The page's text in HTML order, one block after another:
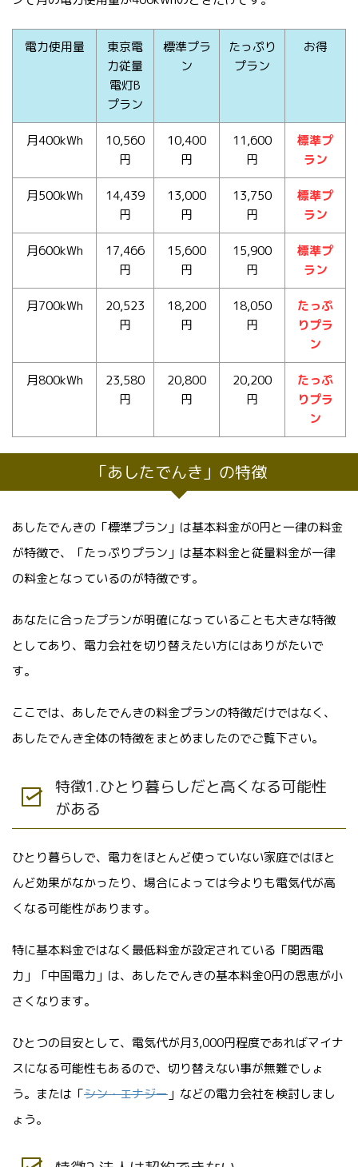
電力使用量
東京電
力従量
電灯B
プラン
標準プラ
ン
たっぷり
プラン
お得
月400kWh
10,560
円
10,400
円
11,600
円
標準プ
ラン
月500kWh
14,439
円
13,000
円
13,750
円
標準プ
ラン
月600kWh
17,466
円
15,600
円
15,900
円
標準プ
ラン
月700kWh
20,523
円
18,200
円
18,050
円
たっぷ
りプラ
ン
月800kWh
23,580
円
20,800
円
20,200
円
たっぷ
りプラ
ン
「あしたでんき」の特徴
あしたでんきの「標準プラン」は基本料金が0円と一律の料金
が特徴で、「たっぷりプラン」は基本料金と従量料金が一律
の料金となっているのが特徴です。
あなたに合ったプランが明確になっていることも大きな特徴
としてあり、電力会社を切り替えたい方にはありがたいで
す。
ここでは、あしたでんきの料金プランの特徴だけではなく、
あしたでんき全体の特徴をまとめましたのでご覧下さい。
特徴1.ひとり暮らしだと高くなる可能性
がある
ひとり暮らしで、電力をほとんど使っていない家庭ではほと
んど効果がなかったり、場合によっては今よりも電気代が高
くなる可能性があります。
特に基本料金ではなく最低料金が設定されている「関西電
力」「中国電力」は、あしたでんきの基本料金0円の恩恵が小
さくなります。
ひとつの目安として、電気代が月3,000円程度であればマイナ
スになる可能性もあるので、切り替えない事が無難でしょ
う。または「シン・エナジー 」などの電力会社を検討しまし
ょう。